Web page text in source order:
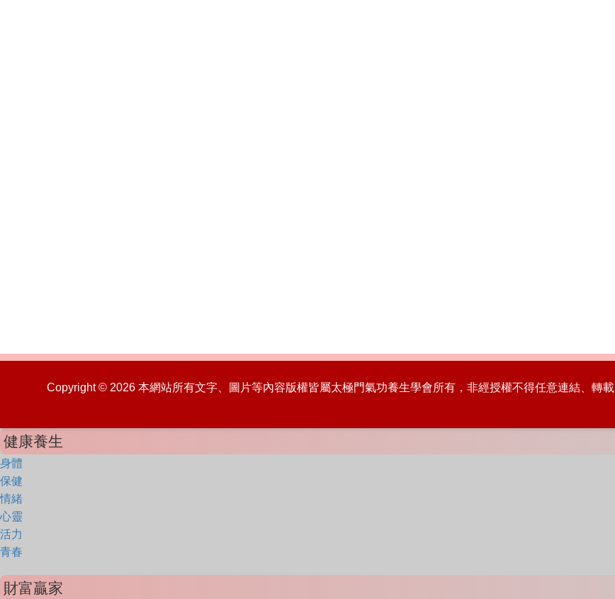
Copyright © 2026 本網站所有文字、圖片等內容版權皆屬太極門氣功養生學會所有，非經授權不得任意連結、
健康養生
身體
保健
情緒
心靈
活力
青春
財富贏家